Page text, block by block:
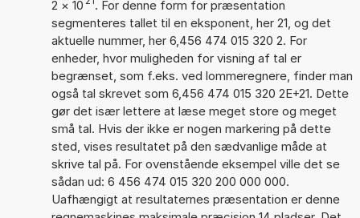
2 × 10
. For denne form for præsentation
segmenteres tallet til en eksponent, her 21, og det
aktuelle nummer, her 6,456 474 015 320 2. For
enheder, hvor muligheden for visning af tal er
begrænset, som f.eks. ved lommeregnere, finder man
også tal skrevet som 6,456 474 015 320 2E+21. Dette
gør det især lettere at læse meget store og meget
små tal. Hvis der ikke er nogen markering på dette
sted, vises resultatet på den sædvanlige måde at
skrive tal på. For ovenstående eksempel ville det se
sådan ud: 6 456 474 015 320 200 000 000.
Uafhængigt at resultaternes præsentation er denne